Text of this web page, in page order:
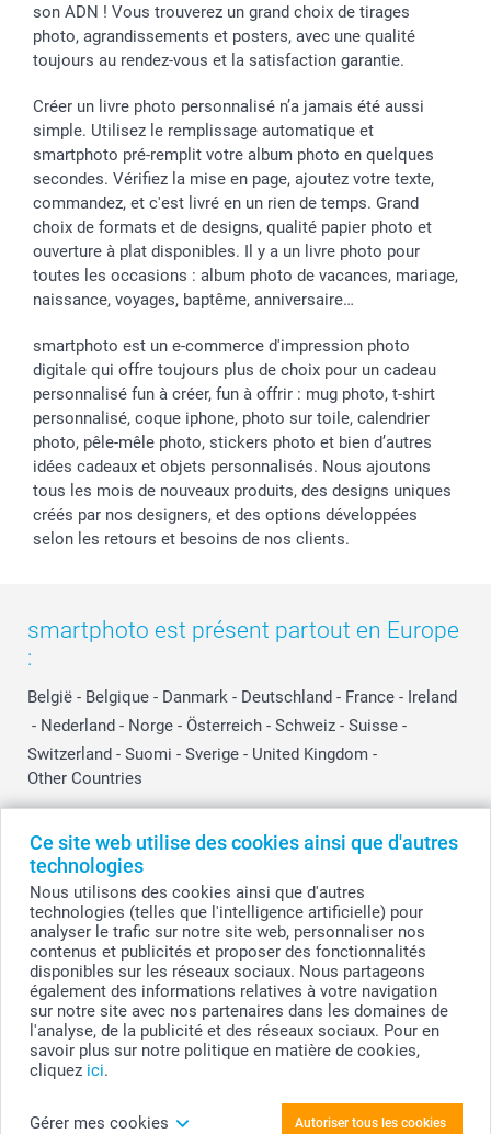
Ce site web utilise des cookies ainsi que d'autres
technologies
Nous utilisons des cookies ainsi que d'autres
technologies (telles que l'intelligence artificielle) pour
analyser le trafic sur notre site web, personnaliser nos
contenus et publicités et proposer des fonctionnalités
disponibles sur les réseaux sociaux. Nous partageons
également des informations relatives à votre navigation
sur notre site avec nos partenaires dans les domaines de
l'analyse, de la publicité et des réseaux sociaux. Pour en
savoir plus sur notre politique en matière de cookies,
cliquez ici.
Gérer mes cookies Autoriser tous les cookies
Personnalisez votre Présentoir 2 arches
son ADN ! Vous trouverez un grand choix de tirages
photo, agrandissements et posters, avec une qualité
toujours au rendez-vous et la satisfaction garantie.
Créer un livre photo personnalisé n’a jamais été aussi
simple. Utilisez le remplissage automatique et
smartphoto pré-remplit votre album photo en quelques
secondes. Vérifiez la mise en page, ajoutez votre texte,
commandez, et c'est livré en un rien de temps. Grand
choix de formats et de designs, qualité papier photo et
ouverture à plat disponibles. Il y a un livre photo pour
toutes les occasions : album photo de vacances, mariage,
naissance, voyages, baptême, anniversaire…
smartphoto est un e-commerce d'impression photo
digitale qui offre toujours plus de choix pour un cadeau
personnalisé fun à créer, fun à offrir : mug photo, t-shirt
personnalisé, coque iphone, photo sur toile, calendrier
photo, pêle-mêle photo, stickers photo et bien d’autres
idées cadeaux et objets personnalisés. Nous ajoutons
tous les mois de nouveaux produits, des designs uniques
créés par nos designers, et des options développées
selon les retours et besoins de nos clients.
smartphoto est présent partout en Europe
:
België - Belgique - Danmark - Deutschland - France - Ireland
- Nederland - Norge - Österreich - Schweiz - Suisse -
Switzerland - Suomi - Sverige - United Kingdom -
Other Countries
© smartphoto group. Tous droits réservés
smartphoto group SA.
Siège social : Kwatrechtsteenweg 160, 9230 Wetteren, Belgique
Numéro de TVA BE 0405.706.755
Numéro d'entreprise 0405.706.755.
Coordonnées bancaires: IBAN BE71 2850 2711 5569 - BIC: GEBABEBB
Tous les prix sont en EURO (€), TVA incluse et hors frais de port.